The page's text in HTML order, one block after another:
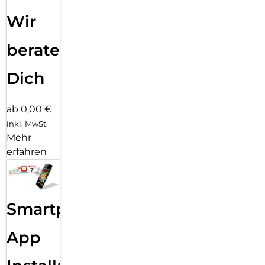
Wir
beraten
Dich
ab 0,00 €
inkl. MwSt.
Mehr
erfahren
Smartphone
App